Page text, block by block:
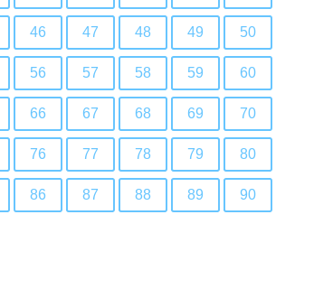
46 47 48 49 50
56 57 58 59 60
66 67 68 69 70
76 77 78 79 80
86 87 88 89 90